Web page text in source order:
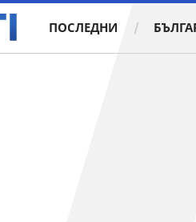
ПОСЛЕДНИ